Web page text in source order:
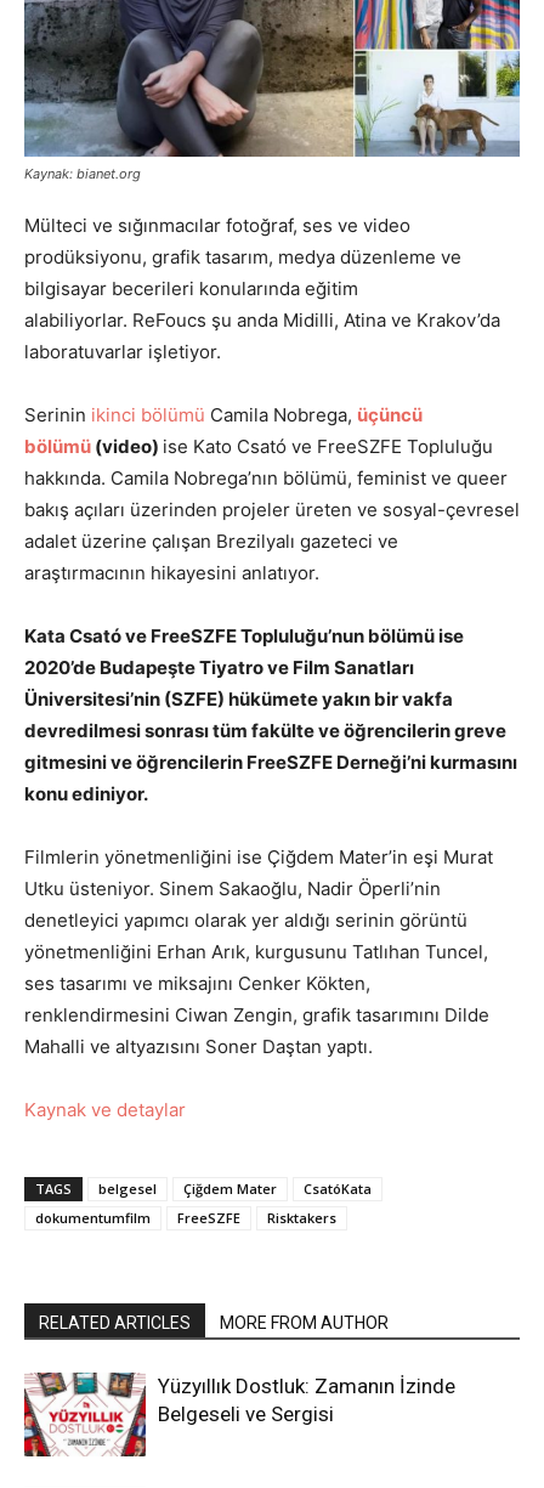
Kaynak: bianet.org
Mülteci ve sığınmacılar fotoğraf, ses ve video
prodüksiyonu, grafik tasarım, medya düzenleme ve
bilgisayar becerileri konularında eğitim
alabiliyorlar. ReFoucs şu anda Midilli, Atina ve Krakov’da
laboratuvarlar işletiyor.
Serinin ikinci bölümü Camila Nobrega, üçüncü
bölümü (video) ise Kato Csató ve FreeSZFE Topluluğu
hakkında. Camila Nobrega’nın bölümü, feminist ve queer
bakış açıları üzerinden projeler üreten ve sosyal-çevresel
adalet üzerine çalışan Brezilyalı gazeteci ve
araştırmacının hikayesini anlatıyor.
Kata Csató ve FreeSZFE Topluluğu’nun bölümü ise
2020’de Budapeşte Tiyatro ve Film Sanatları
Üniversitesi’nin (SZFE) hükümete yakın bir vakfa
devredilmesi sonrası tüm fakülte ve öğrencilerin greve
gitmesini ve öğrencilerin FreeSZFE Derneği’ni kurmasını
konu ediniyor.
Filmlerin yönetmenliğini ise Çiğdem Mater’in eşi Murat
Utku üsteniyor. Sinem Sakaoğlu, Nadir Öperli’nin
denetleyici yapımcı olarak yer aldığı serinin görüntü
yönetmenliğini Erhan Arık, kurgusunu Tatlıhan Tuncel,
ses tasarımı ve miksajını Cenker Kökten,
renklendirmesini Ciwan Zengin, grafik tasarımını Dilde
Mahalli ve altyazısını Soner Daştan yaptı.
Kaynak ve detaylar
TAGS belgesel Çiğdem Mater
CsatóKata
dokumentumfilm
FreeSZFE Risktakers
RELATED ARTICLES MORE FROM AUTHOR
Yüzyıllık Dostluk: Zamanın İzinde
Belgeseli ve Sergisi